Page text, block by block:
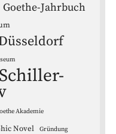
Goethe-Jahrbuch
Akademie
Novel Gründung